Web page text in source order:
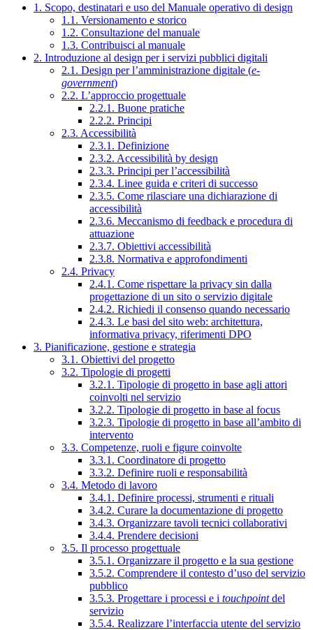
1. Scopo, destinatari e uso del Manuale operativo di design
1.1. Versionamento e storico
1.2. Consultazione del manuale
1.3. Contribuisci al manuale
2. Introduzione al design per i servizi pubblici digitali
2.1. Design per l’amministrazione digitale (e-
government)
2.2. L’approccio progettuale
2.2.1. Buone pratiche
2.2.2. Principi
2.3. Accessibilità
2.3.1. Definizione
2.3.2. Accessibilità by design
2.3.3. Principi per l’accessibilità
2.3.4. Linee guida e criteri di successo
2.3.5. Come rilasciare una dichiarazione di
accessibilità
2.3.6. Meccanismo di feedback e procedura di
attuazione
2.3.7. Obiettivi accessibilità
2.3.8. Normativa e approfondimenti
2.4. Privacy
2.4.1. Come rispettare la privacy sin dalla
progettazione di un sito o servizio digitale
2.4.2. Richiedi il consenso quando necessario
2.4.3. Le basi del sito web: architettura,
informativa privacy, riferimenti DPO
3. Pianificazione, gestione e strategia
3.1. Obiettivi del progetto
3.2. Tipologie di progetti
3.2.1. Tipologie di progetto in base agli attori
coinvolti nel servizio
3.2.2. Tipologie di progetto in base al focus
3.2.3. Tipologie di progetto in base all’ambito di
intervento
3.3. Competenze, ruoli e figure coinvolte
3.3.1. Coordinatore di progetto
3.3.2. Definire ruoli e responsabilità
3.4. Metodo di lavoro
3.4.1. Definire processi, strumenti e rituali
3.4.2. Curare la documentazione di progetto
3.4.3. Organizzare tavoli tecnici collaborativi
3.4.4. Prendere decisioni
3.5. Il processo progettuale
3.5.1. Organizzare il progetto e la sua gestione
3.5.2. Comprendere il contesto d’uso del servizio
pubblico
3.5.3. Progettare i processi e i touchpointdel
servizio
3.5.4. Realizzare l’interfaccia utente del servizio